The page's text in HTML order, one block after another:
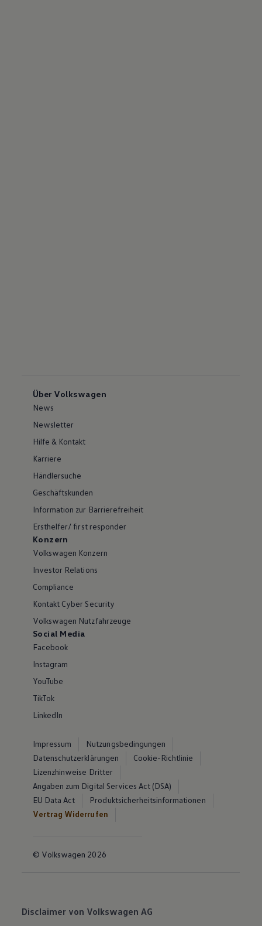
Über Volkswagen
News
Newsletter
Hilfe & Kontakt
Karriere
Händlersuche
Geschäftskunden
Information zur Barrierefreiheit
Ersthelfer/ first responder
Konzern
Volkswagen Konzern
Investor Relations
Compliance
Kontakt Cyber Security
Volkswagen Nutzfahrzeuge
Social Media
Facebook
Instagram
YouTube
TikTok
LinkedIn
Impressum
Nutzungsbedingungen
Datenschutzerklärungen
Cookie-Richtlinie
Lizenzhinweise Dritter
Angaben zum Digital Services Act (DSA)
EU Data Act
Produktsicherheitsinformationen
Vertrag Widerrufen
© Volkswagen 2026
Disclaimer von Volkswagen AG